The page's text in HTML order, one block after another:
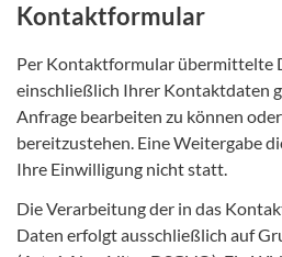
Kontaktformular
Per Kontaktformular übermittelte
einschließlich Ihrer Kontaktdaten
Anfrage bearbeiten zu können
bereitzustehen. Eine Weitergabe
Ihre Einwilligung nicht statt.
Die Verarbeitung der in das
Daten erfolgt ausschließlich auf